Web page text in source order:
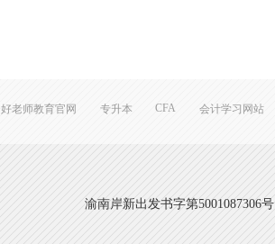
好老师教育官网 专升本 CFA 会计学习网站
渝南岸新出发书字第5001087306号